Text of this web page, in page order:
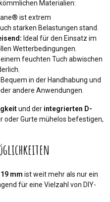
Materialien:
ist extrem
starken Belastungen stand.
Ideal für den Einsatz im
Wetterbedingungen.
feuchten Tuch abwischen
Bequem in der Handhabung und
andere Anwendungen.
und der integrierten D-
oder Gurte mühelos befestigen,
mm ist weit mehr als nur ein
für eine Vielzahl von DIY-